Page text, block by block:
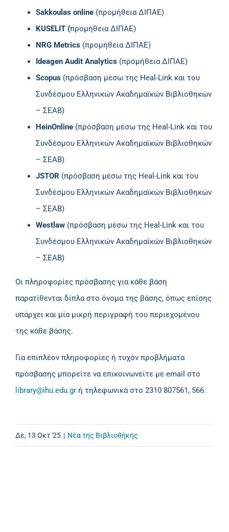
Sakkoulas online (προμήθεια ΔΙΠΑΕ)
KUSELIT (προμήθεια ΔΙΠΑΕ)
NRG Μetrics (προμήθεια ΔΙΠΑΕ)
Ideagen Audit Analytics (προμήθεια ΔΙΠΑΕ)
Scopus (πρόσβαση μέσω της Heal-Link και του
Συνδέσμου Ελληνικών Ακαδημαϊκών Βιβλιοθηκών
– ΣΕΑΒ)
HeinOnline (πρόσβαση μέσω της Heal-Link και του
Συνδέσμου Ελληνικών Ακαδημαϊκών Βιβλιοθηκών
– ΣΕΑΒ)
JSTOR (πρόσβαση μέσω της Heal-Link και του
Συνδέσμου Ελληνικών Ακαδημαϊκών Βιβλιοθηκών
– ΣΕΑΒ)
Westlaw (πρόσβαση μέσω της Heal-Link και του
Συνδέσμου Ελληνικών Ακαδημαϊκών Βιβλιοθηκών
– ΣΕΑΒ)
Οι πληροφορίες πρόσβασης για κάθε βάση
παρατίθενται δίπλα στο όνομα της βάσης, όπως επίσης
υπάρχει και μία μικρή περιγραφή του περιεχομένου
της κάθε βάσης.
Για επιπλέον πληροφορίες ή τυχόν προβλήματα
πρόσβασης μπορείτε να επικοινωνείτε με email στο
library@ihu.edu.gr ή τηλεφωνικά στο 2310 807561, 566.
Δε, 13 Οκτ '25 | Νέα της Βιβλιοθήκης